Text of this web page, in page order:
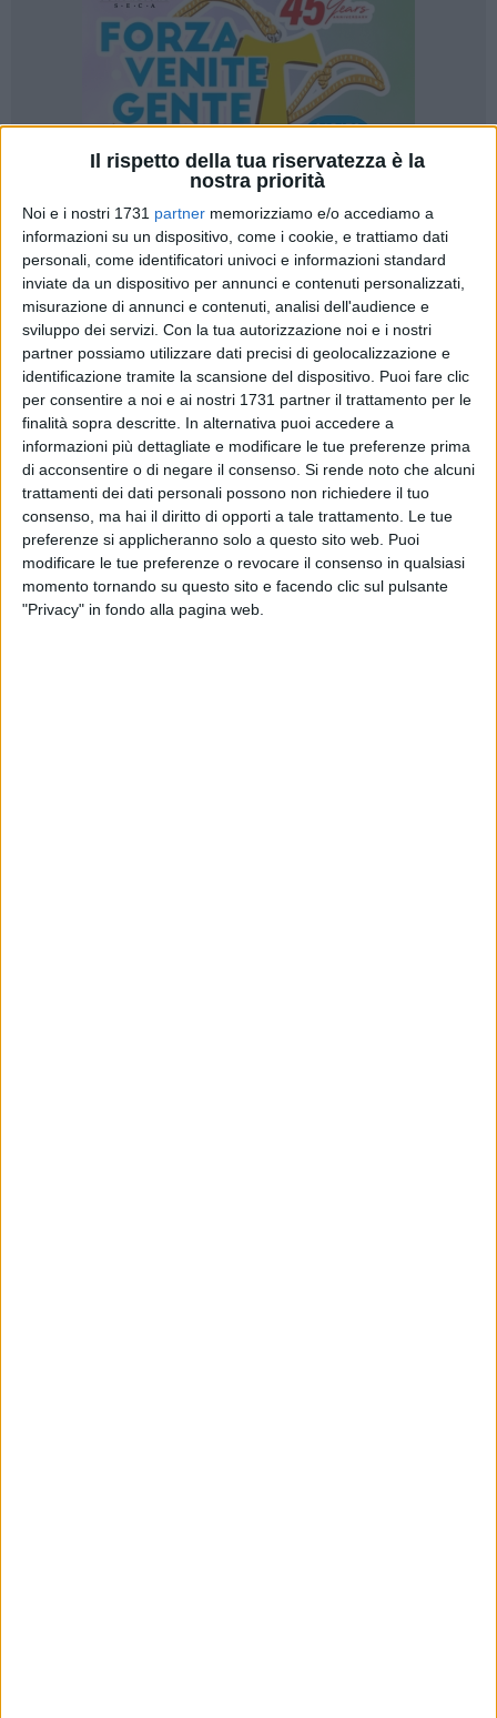
Il rispetto della tua riservatezza è la
nostra priorità
Noi e i nostri 1731 partner memorizziamo e/o accediamo a
informazioni su un dispositivo, come i cookie, e trattiamo dati
personali, come identificatori univoci e informazioni standard
inviate da un dispositivo per annunci e contenuti personalizzati,
misurazione di annunci e contenuti, analisi dell'audience e
sviluppo dei servizi. Con la tua autorizzazione noi e i nostri
partner possiamo utilizzare dati precisi di geolocalizzazione e
identificazione tramite la scansione del dispositivo. Puoi fare clic
per consentire a noi e ai nostri 1731 partner il trattamento per le
finalità sopra descritte. In alternativa puoi accedere a
informazioni più dettagliate e modificare le tue preferenze prima
di acconsentire o di negare il consenso. Si rende noto che alcuni
trattamenti dei dati personali possono non richiedere il tuo
consenso, ma hai il diritto di opporti a tale trattamento. Le tue
preferenze si applicheranno solo a questo sito web. Puoi
modificare le tue preferenze o revocare il consenso in qualsiasi
momento tornando su questo sito e facendo clic sul pulsante
"Privacy" in fondo alla pagina web.
143
Continuano le ricerche di Sofia e Nikol, le due 17enni
barlettane scomparse. I carabinieri hanno diffuso la
descrizione del loro abbigliamento.
Sofia
- Pantalone di tuta nero a zampa
- Maglietta marca KAPPA con giacca di tuta ginnica con zip
di colore nero
- ⁠snickers bianche
- ⁠occhiali con montatura nera